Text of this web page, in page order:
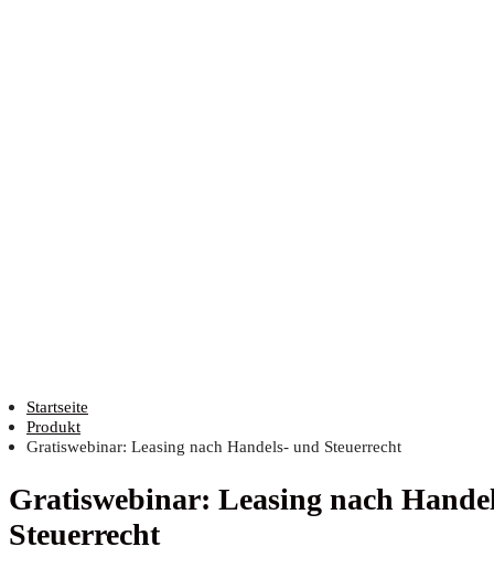
Startseite
Produkt
Gratiswebinar: Leasing nach Handels- und Steuerrecht
Gra­tis­web­i­nar: Lea­sing nach
Steuerrecht